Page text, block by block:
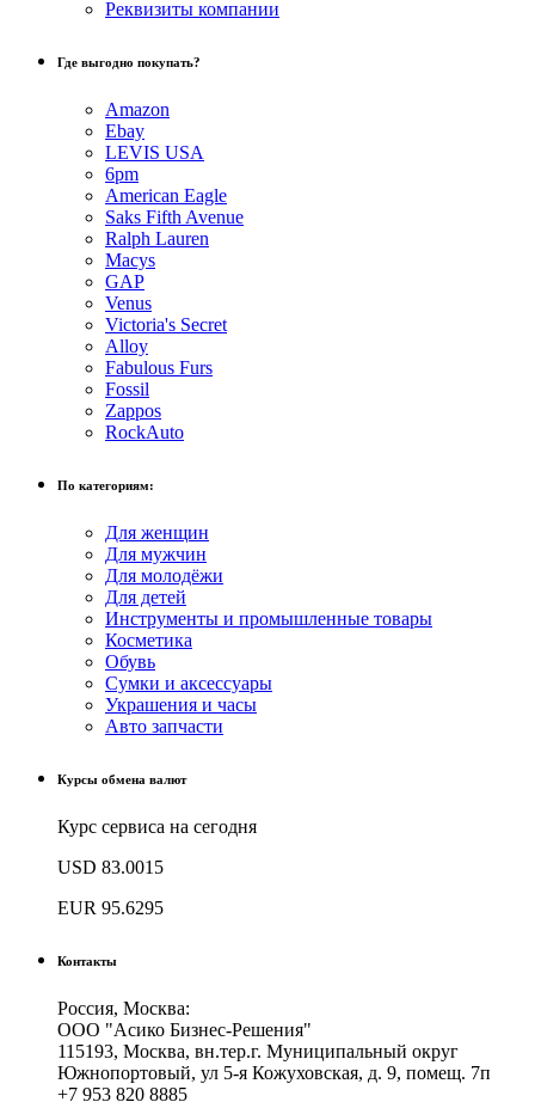
Реквизиты компании
Где выгодно покупать?
Amazon
Ebay
LEVIS USA
6pm
American Eagle
Saks Fifth Avenue
Ralph Lauren
Macys
GAP
Venus
Victoria's Secret
Alloy
Fabulous Furs
Fossil
Zappos
RockAuto
По категориям:
Для женщин
Для мужчин
Для молодёжи
Для детей
Инструменты и промышленные товары
Косметика
Обувь
Сумки и аксессуары
Украшения и часы
Авто запчасти
Курсы обмена валют
Курс сервиса на сегодня
USD 83.0015
EUR 95.6295
Контакты
Россия, Москва:
ООО "Асико Бизнес-Решения"
115193, Москва, вн.тер.г. Муниципальный округ
Южнопортовый, ул 5-я Кожуховская, д. 9, помещ. 7п
+7 953 820 8885